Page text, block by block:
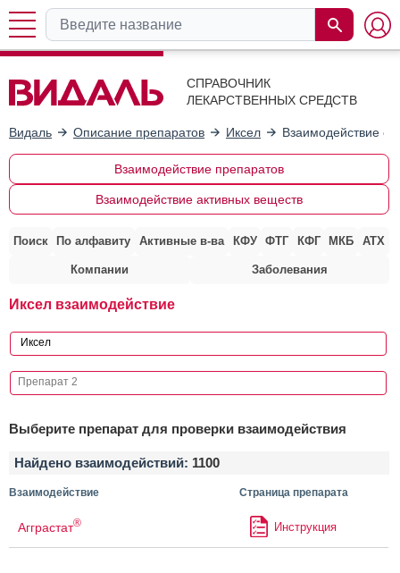
СПРАВОЧНИК
ЛЕКАРСТВЕННЫХ СРЕДСТВ
Видаль Описание препаратов Иксел Взаимодействие с
Взаимодействие препаратов
Взаимодействие активных веществ
Поиск По алфавиту Активные в-ва КФУ ФТГ КФГ МКБ АТХ
Компании Заболевания
Иксел взаимодействие
Выберите препарат для проверки взаимодействия
Найдено взаимодействий: 1100
Взаимодействие Страница препарата
Агграстат® Инструкция